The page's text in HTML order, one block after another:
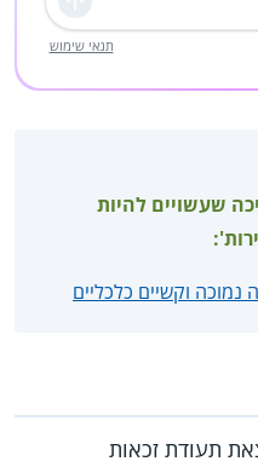
שליחה
תנאי שימוש
שעשויים להיות
נמוכה וקשיים כלכליים
תעודת זכאות